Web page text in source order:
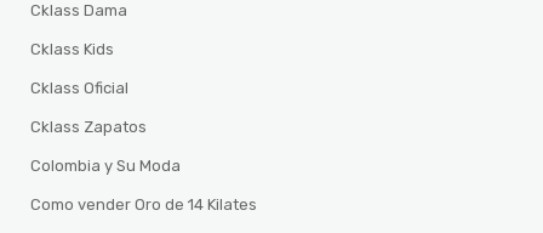
Cklass Dama
Cklass Kids
Cklass Oficial
Cklass Zapatos
Colombia y Su Moda
Como vender Oro de 14 Kilates